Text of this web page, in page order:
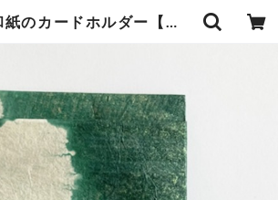
黒谷和紙のカードホルダー【森林】 | 暮らしの中の和紙のかたち